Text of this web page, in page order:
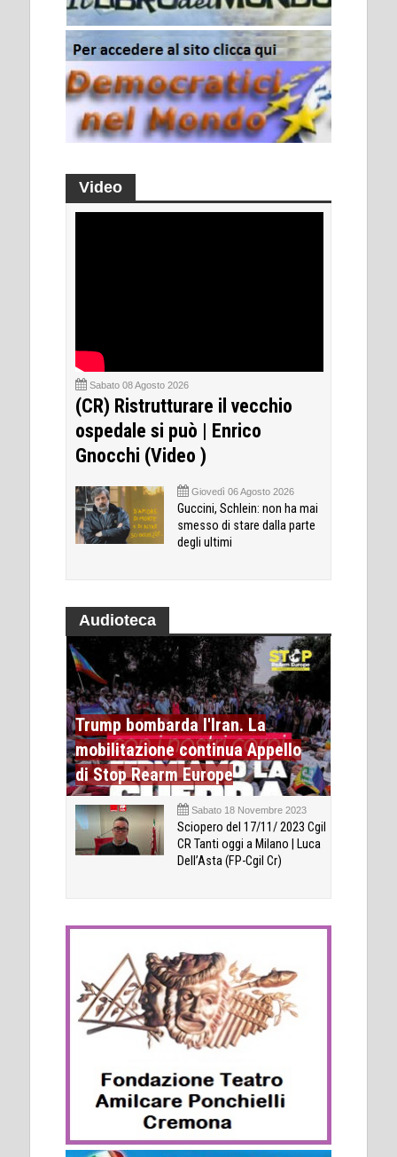
Video
Sabato 08 Agosto 2026
(CR) Ristrutturare il vecchio
ospedale si può | Enrico
Gnocchi (Video )
Giovedì 06 Agosto 2026
Guccini, Schlein: non ha mai
smesso di stare dalla parte
degli ultimi
Audioteca
Trump bombarda l'Iran. La
mobilitazione continua Appello
di Stop Rearm Europe
Sabato 18 Novembre 2023
Sciopero del 17/11/ 2023 Cgil
CR Tanti oggi a Milano | Luca
Dell’Asta (FP-Cgil Cr)